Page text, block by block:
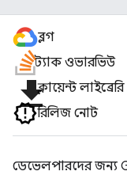
ব্লগ
স্ট্যাক ওভারভিউ
file_downloadক্লায়েন্ট লাইব্রেরি
রিলিজ নোট
ডেভেলপারদের জন্য